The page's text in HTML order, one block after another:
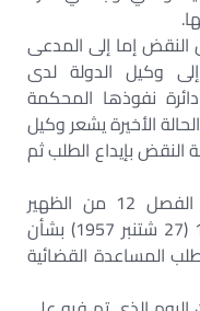
إما إلى المدعى
وكيل الدولة لدى
نفوذها المحكمة
الأخيرة يشعر وكيل
بإيداع الطلب ثم
ويوقف الأجل المنصوص عليه في الفصل 12 من الظهير
الشريف الصادر في 2 ربيع الأول 1377 (27 شتنبر 1957) بشأن
المساعدة القضائية